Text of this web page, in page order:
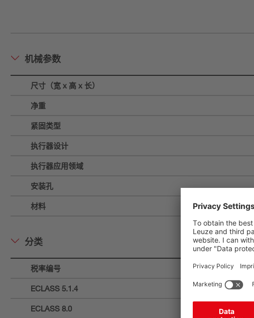
机械参数
尺寸（宽 x 高 x 长）
净重
紧固类型
执行器设计
执行器应用领域
安装孔
材料
分类
税率编号
ECLASS 5.1.4
ECLASS 8.0